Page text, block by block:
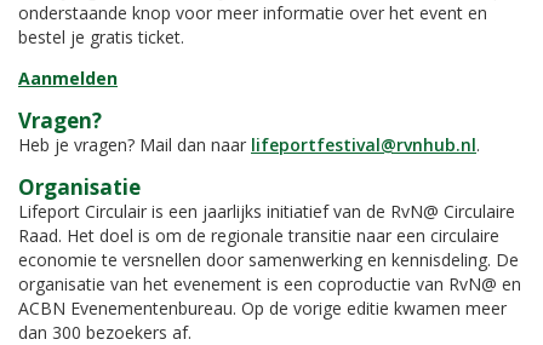
onderstaande knop voor meer informatie over het event en
bestel je gratis ticket.
Aanmelden
Vragen?
Heb je vragen? Mail dan naar lifeportfestival@rvnhub.nl.
Organisatie
Lifeport Circulair is een jaarlijks initiatief van de RvN@ Circulaire
Raad. Het doel is om de regionale transitie naar een circulaire
economie te versnellen door samenwerking en kennisdeling. De
organisatie van het evenement is een coproductie van RvN@ en
ACBN Evenementenbureau. Op de vorige editie kwamen meer
dan 300 bezoekers af.